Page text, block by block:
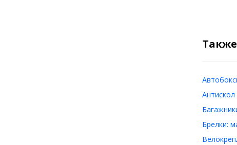
Брелки: